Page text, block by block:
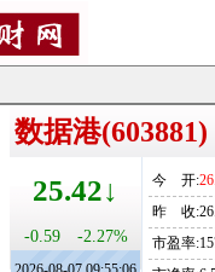
数据港(603881)
25.42↓
-0.59 -2.27%
今 开:
昨
收
市盈率